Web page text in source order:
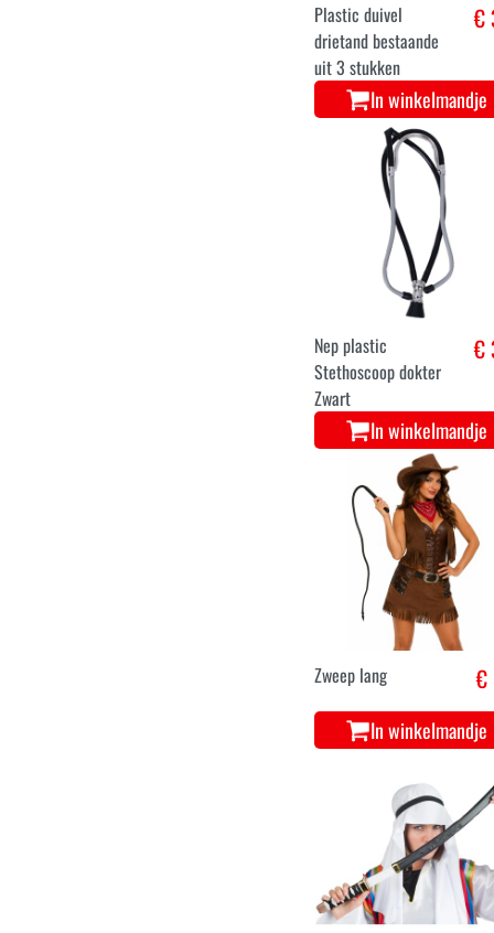
Plastic duivel
drietand bestaande
uit 3 stukken
€
In winkelmandje
Nep plastic
Stethoscoop dokter
Zwart
€
In winkelmandje
Zweep lang €
In winkelmandje